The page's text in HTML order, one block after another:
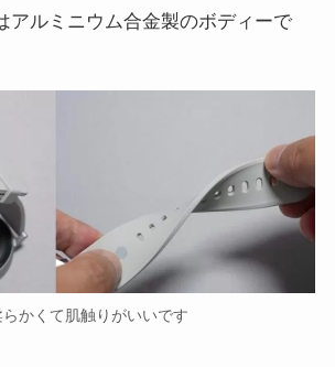
アルミニウム合金製のボディーで
らかくて肌触りがいいです